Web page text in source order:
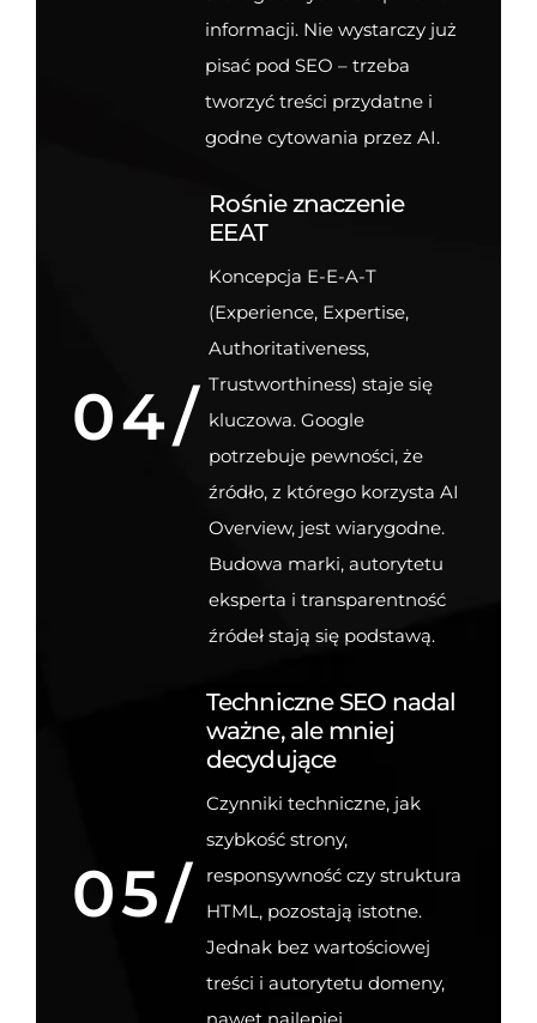
informacji. Nie wystarczy już
pisać pod SEO – trzeba
tworzyć treści przydatne i
godne cytowania przez AI.
04/
Rośnie znaczenie
EEAT
Koncepcja E-E-A-T
(Experience, Expertise,
Authoritativeness,
Trustworthiness) staje się
kluczowa. Google
potrzebuje pewności, że
źródło, z którego korzysta AI
Overview, jest wiarygodne.
Budowa marki, autorytetu
eksperta i transparentność
źródeł stają się podstawą.
05/
Techniczne SEO nadal
ważne, ale mniej
decydujące
Czynniki techniczne, jak
szybkość strony,
responsywność czy struktura
HTML, pozostają istotne.
Jednak bez wartościowej
treści i autorytetu domeny,